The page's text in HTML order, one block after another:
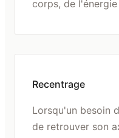
corps, de
Recentrage
Lorsqu'un besoin
de retrouver son